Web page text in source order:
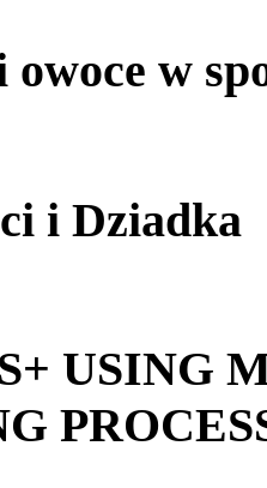
owoce w
i Dziadka
USING